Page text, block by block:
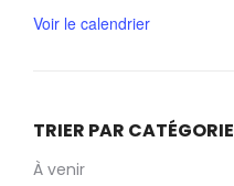
Voir le calendrier
TRIER PAR CATÉGORIE
À venir